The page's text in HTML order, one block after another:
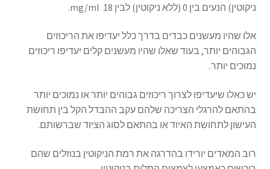
ניקוטין) הנעים בין 0 (ללא ניקוטין) לבין 18 mg/ml.
אלו שהיו מעשנים כבדים בדרך כלל יעדיפו את הריכוזים
הגבוהים יותר, בעוד שאלו שהיו מעשנים קלים יעדיפו ריכוזים
נמוכים יותר.
יש כאלו שיעדיפו לצרוך ריכוזים גבוהים יותר או נמוכים יותר
בהתאם להרגלי הצריכה שלהם עקב ההבדל הקל בין תחושת
העישון לתחושת האיוד או בהתאם לסוג הציוד שברשותם.
רוב המאדים יורידו בהדרגה את רמת הניקוטין בנוזלים שהם